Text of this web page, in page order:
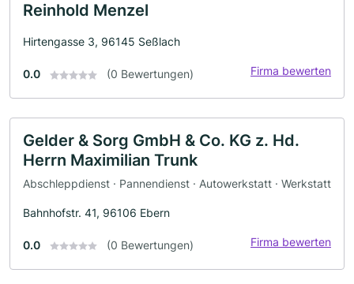
Reinhold Menzel
Hirtengasse 3, 96145 Seßlach
0.0 (0 Bewertungen) Firma bewerten
Gelder & Sorg GmbH & Co. KG z. Hd.
Herrn Maximilian Trunk
Abschleppdienst · Pannendienst · Autowerkstatt · Werkstatt
Bahnhofstr. 41, 96106 Ebern
0.0 (0 Bewertungen) Firma bewerten